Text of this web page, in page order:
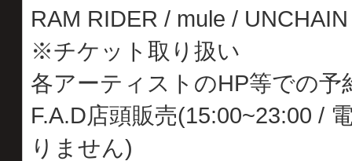
RAM RIDER / mule /
※チケット取り扱い
各アーティストのHP等での予
F.A.D店頭販売(15:00~23:00 /
りません)